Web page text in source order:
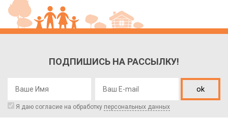
ПОДПИШИСЬ НА РАССЫЛКУ!
ok
Я даю согласие на обработку персональных данных